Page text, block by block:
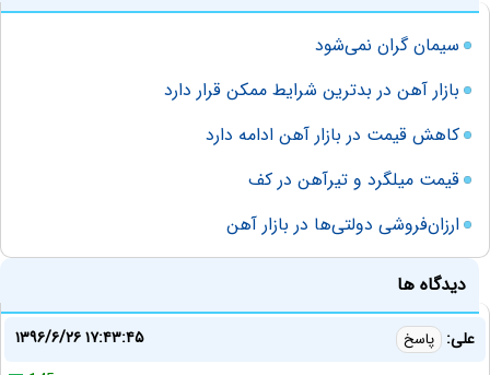
سیمان گران نمی‌شود
بازار آهن در بدترین شرایط ممکن قرار دارد
کاهش قیمت در بازار آهن ادامه دارد
قیمت میلگرد و تیرآهن در کف
ارزان‌فروشی دولتی‌ها در بازار آهن
دیدگاه ها
علی: پاسخ
۱۳۹۶/۶/۲۶ ۱۷:۴۳:۴۵